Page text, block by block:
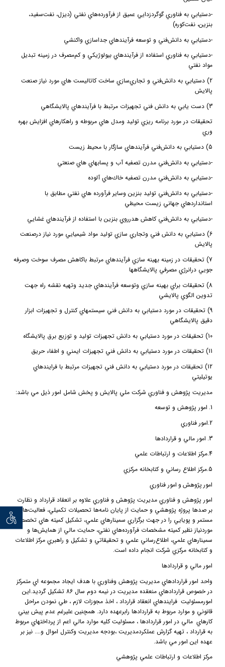
توان
-دستيابي به فناوري گوگردزدايي عميق از فرآورده‌هاي نفتي (ديزل، نفت‌سفيد،
بنزين، نفت‌كوره)
-دستيابي به دانش‌فني و توسعه فرآيندهاي جداسازي واكنشي
-دستيابي به فناوري استفاده از فرآيندهاي بيولوژيكي و كم‌مصرف در زمينه تبديل
مواد نفتي
2) دستيابي به دانش‌فني و تجاري‌سازي ساخت كاتاليست هاي مورد نياز صنعت
پالايش
3) دست يابي به دانش فني تجهيزات مرتبط با فرآيندهاي پالايشگاهي
تحقيقات در مورد برنامه ريزي توليد ومدل هاي مربوطه و راهكارهاي افزايش بهره
وري
5) دستيابي به دانش‌‌فني فرآيندهاي سازگار با محيط زيست
-دستيابي به دانش‌فني مدرن تصفيه آب‌ و پسابهاي هاي صنعتي
-دستيابي به دانش‌فني مدرن تصفيه خاك‌هاي آلوده
-دستيابي به دانش‌فني توليد بنزين وساير فرآورده هاي نفتي مطابق با
استانداردهاي جهاني زيست محيطي
-دستيابي به دانش‌فني كاهش هدرروي بنزين با استفاده از فرآيندهاي غشايي
6) دستيابي به دانش فني وتجاري سازي توليد مواد شيميايي مورد نياز درصنعت
پالايش
7) تحقيقات در زمينه بهينه سازي فرآيندهاي مرتبط باكاهش مصرف سوخت وصرفه
جويي درانرژي مصرفي پالايشگاهها
8) تحقيقات براي بهينه سازي وتوسعه فرآيندهاي جديد وتهيه نقشه راه جهت
تدوين الگوي پالايشي
9) تحقيقات در مورد دستيابي به دانش فني سيستمهاي كنترل و تجهيزات ابزار
دقيق پالايشگاهي
10) تحقيقات در مورد دستيابي به دانش تجهيزات توليد و توزيع برق پالايشگاه
11) تحقيقات در مورد دستيابي به دانش فني تجهيزات ايمني و اطفاء حريق
12) تحقيقات در مورد دستيابي به دانش فني تجهيزات مرتبط با فرايندهاي
يوتيليتي
مديريت پژوهش و فناوري شركت ملي پالايش و پخش شامل امور ذيل مي باشد:
1. امور پژوهش و توسعه
2. امور فناوري
3. امور مالي و قراردادها
4.مركز اطلاعات و ارتباطات علمي
5. مركز اطلاع رساني و كتابخانه مركزي
امور پژوهش و امور فناوري
امور پژوهش و فناوري مديريت پژوهش و فناوري علاوه بر انعقاد قرارداد و نظارت
بر صدها پروژه پژوهشي و حمايت از پايان نامه‌ها تحصيلات تكميلي، فعاليت‌هاي
مستمر و پويايي را در جهت برگزاري سمينارهاي علمي، تشكيل كميته هاي تخصصي
موردنياز نظير كميته مشخصات فرآورده‌هاي نفتي، حمايت مالي از همايش‌ها و
سمينارهاي علمي، اطلاع‌رساني علمي و تحقيقاتي و تشكيل و راهبري مركز اطلاعات
و كتابخانه مركزي شركت انجام داده است.
امور مالي و قراردادها
واحد امور قراردادهاي مديريت پژوهش وفناوري با هدف ايجاد مجموعه اي متمركز
در خصوص قراردادهاي منعقده مديريت در نيمه دوم سال 86 تشكيل گرديد.اين
امورمسئوليت فرايندهاي انعقاد قرارداد ، اخذ مجوزات لازم ، طي نمودن مراحل
قانوني و موارد مربوط به قراردادها رابرعهده دارد. همچنين عليرغم عدم پيش بيني
كارهاي مالي در امور قراردادها ، مسئوليت كليه موارد مالي اعم از پرداختهاي مربوط
به قرارداد ، تهيه گزارش عملكردمديريت ،بودجه مديريت وكنترل اموال و.... نيز بر
عهده اين امور مي باشد.
مركز اطلاعات و ارتباطات علمي پژوهشي